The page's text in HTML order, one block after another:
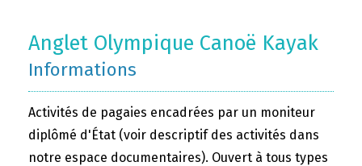
Anglet Olympique Canoë Kayak
Informations
Activités de pagaies encadrées par un moniteur
diplômé d'État (voir descriptif des activités dans
notre espace documentaires). Ouvert à tous types